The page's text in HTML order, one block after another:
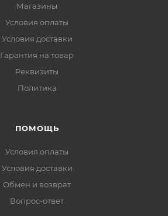
Магазины
Условия оплаты
Условия доставки
Гарантия на товар
Реквизиты
Политика
ПОМОЩЬ
Условия оплаты
Условия доставки
Обмен и возврат
Вопрос-ответ